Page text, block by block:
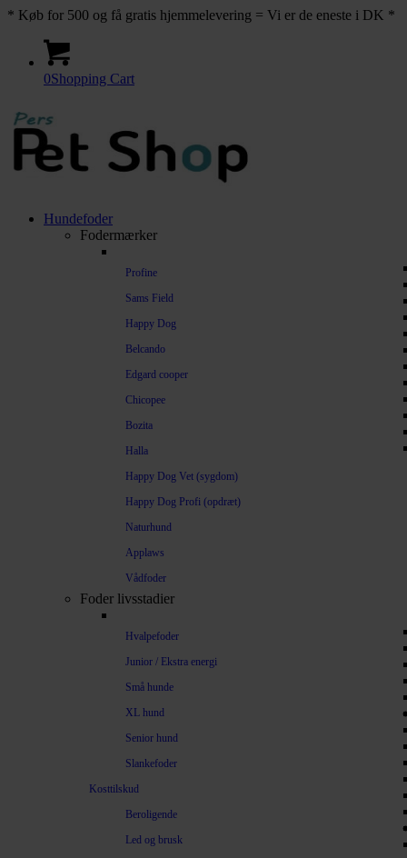
* Køb for 500 og få gratis hjemmelevering = Vi er de eneste i DK *
0Shopping Cart
Hundefoder
Fodermærker
Profine
Sams Field
Happy Dog
Belcando
Edgard cooper
Chicopee
Bozita
Halla
Happy Dog Vet (sygdom)
Happy Dog Profi (opdræt)
Naturhund
Applaws
Vådfoder
Foder livsstadier
Hvalpefoder
Junior / Ekstra energi
Små hunde
XL hund
Senior hund
Slankefoder
Kosttilskud
Beroligende
Led og brusk